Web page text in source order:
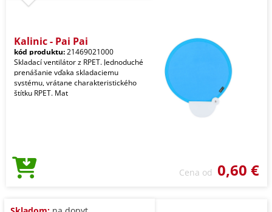
Kalinic - Pai Pai
kód produktu:21469021000
Skladací ventilátor z RPET. Jednoduché
prenášanie vďaka skladaciemu
systému, vrátane charakteristického
štítku RPET. Mat
Cena od 0,60 €